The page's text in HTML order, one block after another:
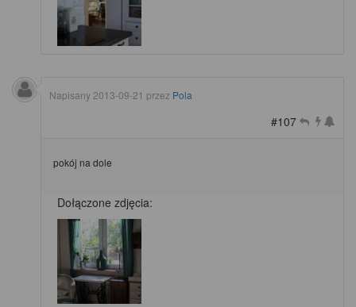
Napisany2013-09-21 przez Pola
#107
pokój na dole
Dołączone zdjęcia: